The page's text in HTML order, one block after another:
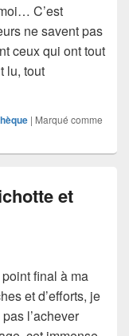
C’est
ne savent pas
ceux qui ont tout
lu, tout
| Marqué comme
et
final à ma
et d’efforts, je
l’achever